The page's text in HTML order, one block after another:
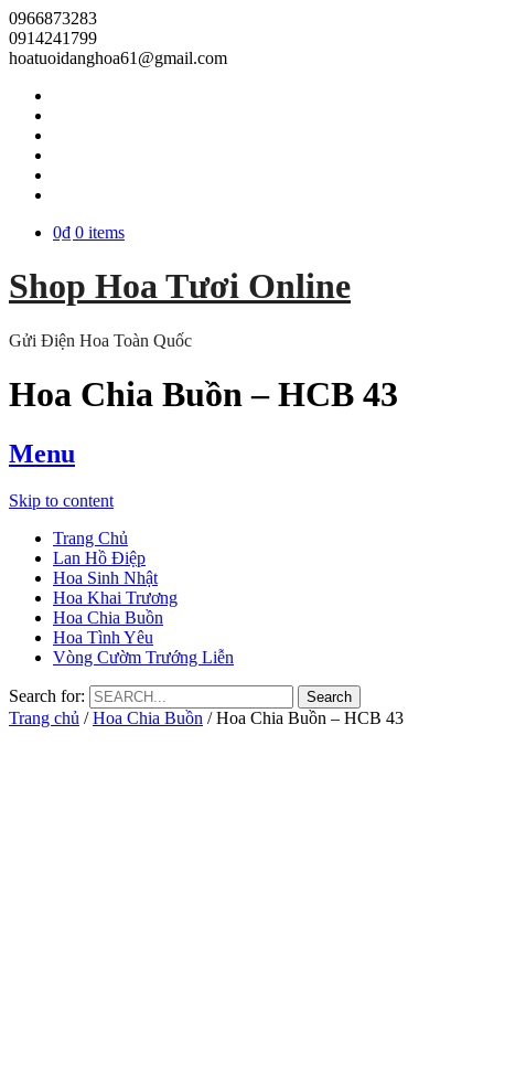
0966873283
0914241799
hoatuoidanghoa61@gmail.com
0₫ 0 items
Shop Hoa Tươi Online
Gửi Điện Hoa Toàn Quốc
Hoa Chia Buồn – HCB 43
Menu
Skip to content
Trang Chủ
Lan Hồ Điệp
Hoa Sinh Nhật
Hoa Khai Trương
Hoa Chia Buồn
Hoa Tình Yêu
Vòng Cườm Trướng Liễn
Search for:
Trang chủ /Hoa Chia Buồn / Hoa Chia Buồn – HCB 43